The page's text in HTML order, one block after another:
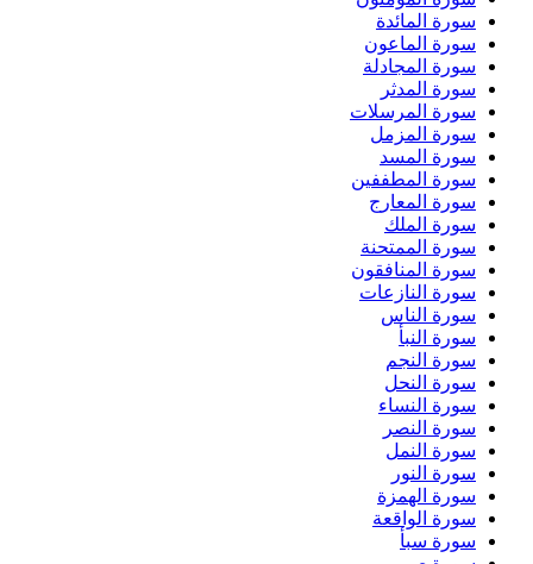
سورة المائدة
سورة الماعون
سورة المجادلة
سورة المدثر
سورة المرسلات
سورة المزمل
سورة المسد
سورة المطففين
سورة المعارج
سورة الملك
سورة الممتحنة
سورة المنافقون
سورة النازعات
سورة الناس
سورة النبأ
سورة النجم
سورة النحل
سورة النساء
سورة النصر
سورة النمل
سورة النور
سورة الهمزة
سورة الواقعة
سورة سبأ